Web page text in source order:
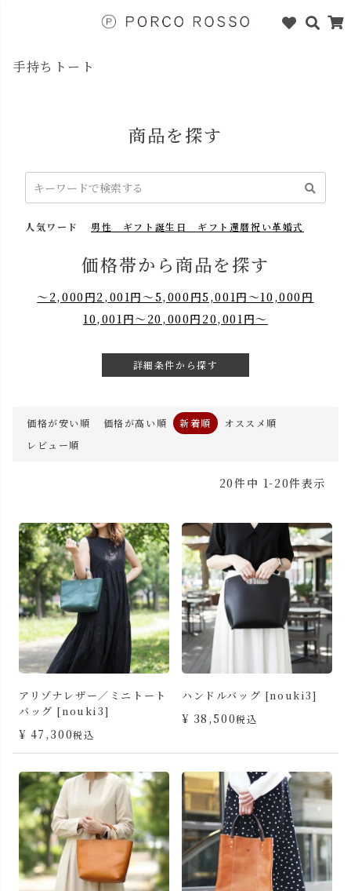
手持ちトート
商品を探す
人気ワード 男性 ギフト 誕生日 ギフト 還暦祝い革婚式
価格帯から商品を探す
～2,000円2,001円～5,000円5,001円～10,000円
10,001円～20,000円 20,001円～
詳細条件から探す
価格が安い順 価格が高い順 新着順
オススメ順
レビュー順
20件中 1-20件表示
アリゾナレザー／ミニトート
バッグ [nouki3]
¥ 47,300税込
ハンドルバッグ [nouki3]
¥ 38,500税込